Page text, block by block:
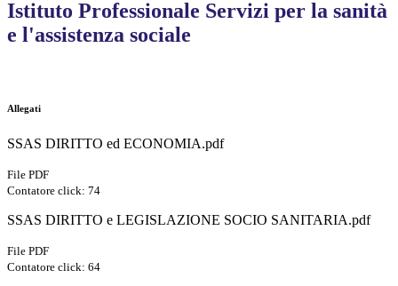
Istituto Professionale Servizi per la sanità
e l'assistenza sociale
Allegati
SSAS DIRITTO ed ECONOMIA.pdf
File PDF
Contatore click: 74
SSAS DIRITTO e LEGISLAZIONE SOCIO SANITARIA.pdf
File PDF
Contatore click: 64